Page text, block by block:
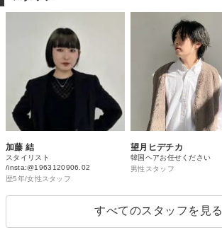
加藤 結
スタイリスト
/insta:@1963120906.02
歴5年/女性スタッフ
望月ヒデチカ
韓国ヘアお任せください
男性スタッフ
すべてのスタッフを見る